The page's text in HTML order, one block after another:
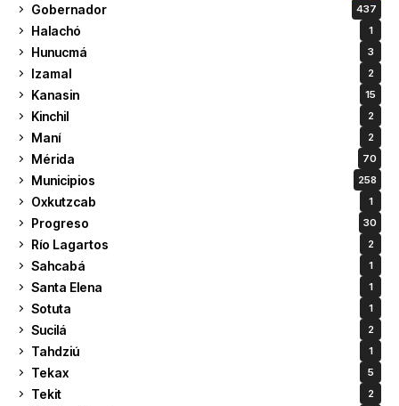
Gobernador 437
Halachó 1
Hunucmá 3
Izamal 2
Kanasin 15
Kinchil 2
Maní 2
Mérida 70
Municipios 258
Oxkutzcab 1
Progreso 30
Río Lagartos 2
Sahcabá 1
Santa Elena 1
Sotuta 1
Sucilá 2
Tahdziú 1
Tekax 5
Tekit 2